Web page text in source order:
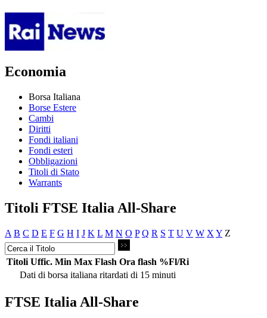
Economia
Borsa Italiana
Borse Estere
Cambi
Diritti
Fondi italiani
Fondi esteri
Obbligazioni
Titoli di Stato
Warrants
Titoli FTSE Italia All-Share
A B C D E F G H I J K L M N O P Q R S T U V W X Y Z
Titoli Uffic. Min Max Flash Ora flash %Fl/Ri
Dati di borsa italiana ritardati di 15 minuti
FTSE Italia All-Share